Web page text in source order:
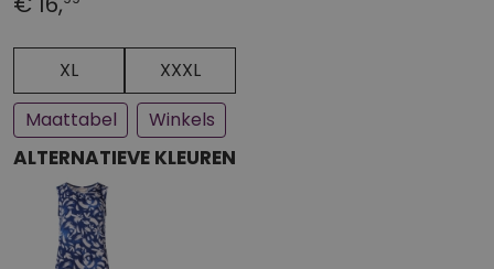
Een paar stuks op voorraad
Bijna uitverkocht
XL
XXXL
Maattabel
Winkels
ALTERNATIEVE KLEUREN